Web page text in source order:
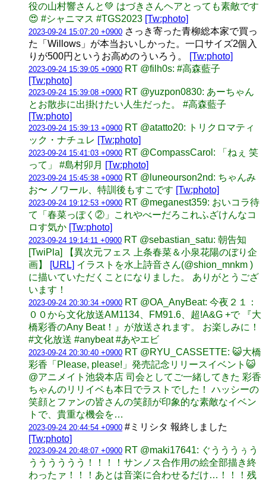
役の山村響さんと💚 はづきさんヘアとっても素敵です
😍 #シャニマス #TGS2023 [Tw:photo]
2023-09-24 15:07:20 +0900 さっき寄った青柳総本家で買っ
た「Willows」が本当おいしかった。一口サイズ2個入
りが500円というお高めのういろう。
[Tw:photo]
2023-09-24 15:39:05 +0900 RT @filh0s: #高森藍子
[Tw:photo]
2023-09-24 15:39:08 +0900 RT @yuzpon0830: あーちゃん
とお散歩に出掛けたい人生だった。 #高森藍子
[Tw:photo]
2023-09-24 15:39:13 +0900 RT @atatto20: トリクロマティ
ック・ナチュレ [Tw:photo]
2023-09-24 15:41:03 +0900 RT @CompassCarol: 「ねぇ 笑
って」 #島村卯月 [Tw:photo]
2023-09-24 15:45:38 +0900 RT @luneourson2nd: ちゃんみ
お〜 ノワール、特訓後もすこです [Tw:photo]
2023-09-24 19:12:53 +0900 RT @meganest359: おいコラ待
て「春菜っぽく②」これやべーだろこれふざけんなコ
ロす気か [Tw:photo]
2023-09-24 19:14:11 +0900 RT @sebastian_satu: 朝告知
[TwiPla] 【異次元フェス 上条春菜＆小泉花陽のぼり企
画】
[URL] イラストを水上詩音さん(@shion_mnkm )
に描いていただくことになりました。 ありがとうござ
います！
2023-09-24 20:30:34 +0900 RT @OA_AnyBeat: 今夜２１：
００から文化放送AM1134、FM91.6、超!A&G +で 『大
橋彩香のAny Beat！』が放送されます。 お楽しみに！
#文化放送 #anybeat #あやエビ
2023-09-24 20:30:40 +0900 RT @RYU_CASSETTE: 😺大橋
彩香「Please, please!」発売記念リリースイベント😺
@アニメイト池袋本店 司会としてご一緒してきた 彩香
ちゃんのリリイベも本日でラストでした！ ハッシーの
笑顔とファンの皆さんの笑顔が印象的な素敵なイベン
トで、貴重な機会を…
2023-09-24 20:44:54 +0900 #ミリシタ 報終しました
[Tw:photo]
2023-09-24 20:48:07 +0900 RT @maki17641: ぐうううぅう
うううううう！！！！サンノス合作用の絵全部描き終
わったァ！！！あとは音楽に合わせるだけ…！！！残